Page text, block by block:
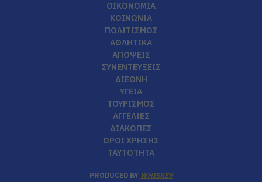
ΟΙΚΟΝΟΜΙΑ
ΚΟΙΝΩΝΙΑ
ΠΟΛΙΤΙΣΜΟΣ
ΑΘΛΗΤΙΚΑ
ΑΠΟΨΕΙΣ
ΣΥΝΕΝΤΕΥΞΕΙΣ
ΔΙΕΘΝΗ
ΥΓΕΙΑ
ΤΟΥΡΙΣΜΟΣ
ΑΓΓΕΛΙΕΣ
ΔΙΑΚΟΠΕΣ
ΟΡΟΙ ΧΡΗΣΗΣ
ΤΑΥΤΟΤΗΤΑ
PRODUCED BY WHISKEY